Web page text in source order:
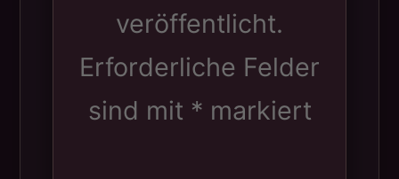
veröffentlicht.
Erforderliche Felder
sind mit * markiert